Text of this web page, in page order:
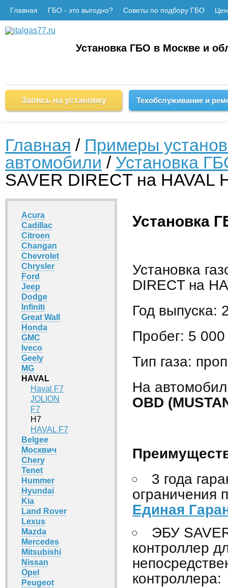
Главная ГБО - это выгодно? Советы по подбору ГБО
Установка ГБО в Москве и
Запись на установку Техобслуживание и
Главная / Примеры
автомобили / Установка
SAVER DIRECT на HAVAL
Acura
Cadillac
Citroen
Changan
Chevrolet
Chrysler
Ford
Jeep
Dodge
Infiniti
Great Wall
Honda
GMC
Iveco
Geely
MG
HAVAL
Haval F7
JOLION
F7
H7
HAVAL F7
Belgee
Москвич
Chery
Tenet
Hummer
Hyundai
Kia
Land Rover
Lexus
Mazda
Mercedes
Mitsubishi
Nissan
Opel
Peugeot
Установка
Установка
DIRECT на
Год выпуска:
Пробег: 5
Тип газа:
На
OBD
3 года
ограничения
Единая
ЭБУ
контроллер
контроллера: